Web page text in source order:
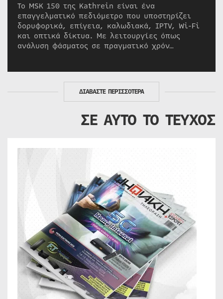
Το MSK 150 της Kathrein είναι ένα
επαγγελματικό πεδιόμετρο που υποστηρίζει
δορυφορικά, επίγεια, καλωδιακά, IPTV, Wi-Fi
και οπτικά δίκτυα. Με λειτουργίες όπως
ανάλυση φάσματος σε πραγματικό χρόν…
ΔΙΑΒΑΣΤΕ ΠΕΡΙΣΣΟΤΕΡΑ
ΣΕ ΑΥΤΟ ΤΟ ΤΕΥΧΟΣ